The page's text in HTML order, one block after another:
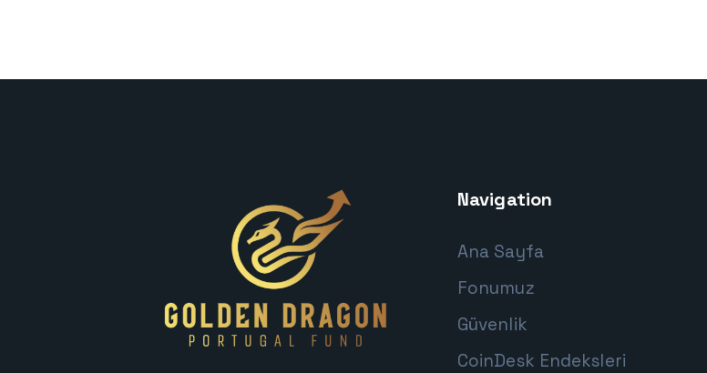
Navigation
Ana Sayfa
Fonumuz
Güvenlik
CoinDesk Endeksleri